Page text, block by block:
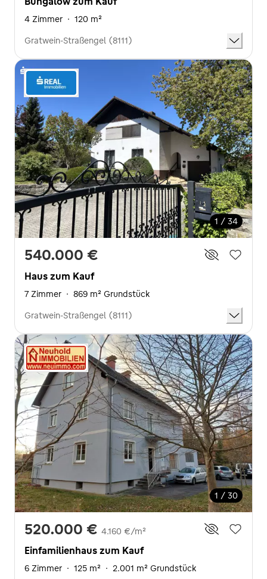
4 Zimmer · 120 m²
Gratwein-Straßengel (8111)
1 / 34
540.000 €
Haus zum Kauf
7 Zimmer · 869 m² Grundstück
Gratwein-Straßengel (8111)
1 / 30
520.000 € 4.160 €/m²
Einfamilienhaus zum Kauf
6 Zimmer · 125 m² · 2.001 m² Grundstück